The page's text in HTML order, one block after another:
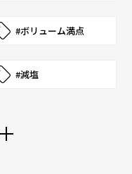
#ボリューム満点
#減塩